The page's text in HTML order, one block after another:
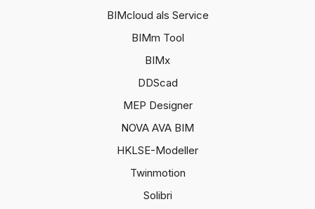
BIMcloud als Service
BIMm Tool
BIMx
DDScad
MEP Designer
NOVA AVA BIM
HKLSE-Modeller
Twinmotion
Solibri